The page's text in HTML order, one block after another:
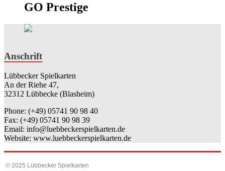
GO Prestige
Anschrift
Lübbecker Spielkarten
An der Riehe 47,
32312 Lübbecke (Blasheim)
Phone: (+49) 05741 90 98 40
Fax: (+49) 05741 90 98 39
Email: info@luebbeckerspielkarten.de
Website: www.luebbeckerspielkarten.de
© 2025 Lübbecker Spielkarten